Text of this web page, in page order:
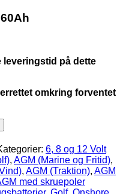
på dette
omkring forventet
6, 8 og 12 Volt
, AGM (Marine og Fritid),
, AGM (Traktion), AGM
med skruepoler